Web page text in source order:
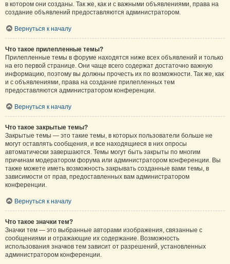
в котором они созданы. Так же, как и с важными объявлениями, права на
создание объявлений предоставляются администратором.
Вернуться к началу
Что такое прилепленные темы?
Прилепленные темы в форуме находятся ниже всех объявлений и только
на его первой странице. Они чаще всего содержат достаточно важную
информацию, поэтому вы должны прочесть их по возможности. Так же, как
и с объявлениями, права на создание прилепленных тем
предоставляются администратором конференции.
Вернуться к началу
Что такое закрытые темы?
Закрытые темы — это такие темы, в которых пользователи больше не
могут оставлять сообщения, и все находящиеся в них опросы
автоматически завершаются. Темы могут быть закрыты по многим
причинам модератором форума или администратором конференции. Вы
также можете иметь возможность закрывать созданные вами темы, в
зависимости от прав, предоставленных вам администратором
конференции.
Вернуться к началу
Что такое значки тем?
Значки тем — это выбранные авторами изображения, связанные с
сообщениями и отражающие их содержание. Возможность
использования значков тем зависит от разрешений, установленных
администратором конференции.